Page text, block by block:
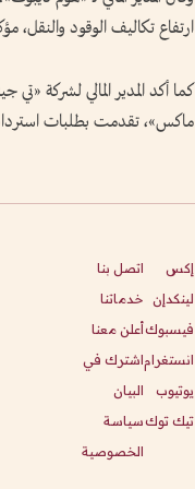
ارتفاع تكاليف الوقود
كما أكد المدير المالي لشركة
ماكس»، تقدمت بطلبات
إكس
لينكدإن
فيسبوك
انستغرام
يوتيوب
تيك توك
اتصل بنا
خدماتنا
أعلن معنا
اشترك في
البيان
سياسة
الخصوصية